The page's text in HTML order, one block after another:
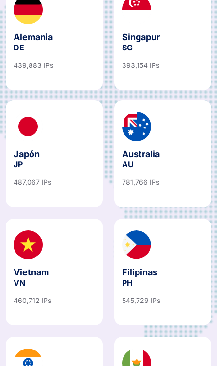
Alemania
DE
439,883 IPs
Singapur
SG
393,154 IPs
Japón
JP
487,067 IPs
Australia
AU
781,766 IPs
Vietnam
VN
460,712 IPs
Filipinas
PH
545,729 IPs